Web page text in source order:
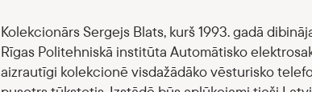
Kolekcionārs Sergejs Blats, kurš 1993. gadā
Rīgas Politehniskā institūta Automātisko
aizrautīgi kolekcionē visdažādāko vēsturisko